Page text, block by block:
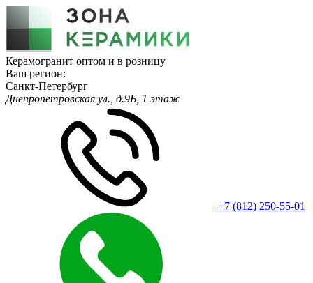
Керамогранит оптом и в розницу
Ваш регион:
Санкт-Петербург
Днепропетровская ул., д.9Б, 1 этаж
+7 (812) 250-55-01